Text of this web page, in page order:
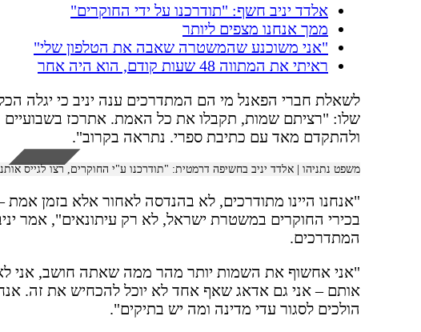
אלדד יניב חשף: "תודרכנו על ידי החוקרים"
ממך אנחנו מצפים ליותר
"אני משוכנע שהמשטרה שאבה את הטלפון שלי"
ראיתי את המתווה 48 שעות קודם, הוא היה אחר
לשאלת חברי הפאנל מי הם המתדרכים ענה יניב כי יגלה
שלו: "רציתם שמות, תקבלו את כל האמת. אתרכז
ולהתקדם מאד עם כתיבת ספרי. נתראה בקרוב".
משפט נתניהו | אלדד יניב בחשיפה דרמטית: "תודרכנו ע"י החוקרים, רצו לגייס
"אנחנו היינו מתודרכים, לא בהנדסה לאחור אלא בזמן אמת –
המתדרכים.
"אני אחשוף את השמות יותר מהר ממה שאתה חושב, אני
אותם – אני גם אדאג שאף אחד לא יוכל להכחיש את זה.
הולכים לסגור עדי מדינה ומה יש בתיקים".